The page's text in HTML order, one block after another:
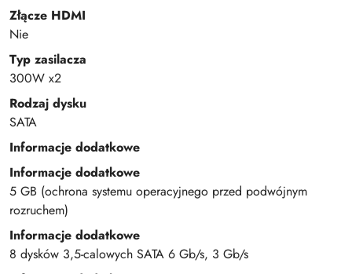
Złącze HDMI
Nie
Typ zasilacza
300W x2
Rodzaj dysku
SATA
Informacje dodatkowe
Informacje dodatkowe
5 GB (ochrona systemu operacyjnego przed podwójnym
rozruchem)
Informacje dodatkowe
8 dysków 3,5-calowych SATA 6 Gb/s, 3 Gb/s